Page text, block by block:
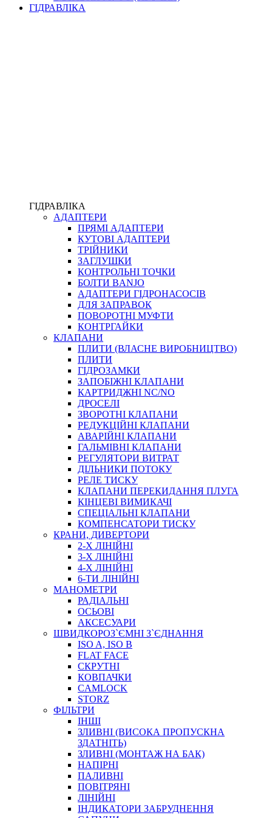
ЛІЧИЛЬНИКИ І ВИТРАТОМІРИ ДЛЯ ПАЛЬНОГО
КОТУШКИ ДЛЯ ШЛАНГІВ
ФІТИНГИ ДІАГНОСТИЧНІ
АКСЕСУАРИ
ТРУБКИ ТА КОМПЛЕКТУЮЧІ
ФІТИНГИ ГІДРАВЛІЧНІ
ФІТИНГИ КОНДИЦІОНЕРНІ
ЗАХИСТ РУКАВІВ
ФІТИНГИ KARCHER
ФІТИНГИ НА ПІДЙОМ КАБІНИ
КОНЕКТОРИ
ХОМУТИ
ЧЕРВ`ЯЧНІ
ПРУЖИННІ
НЕЙЛОНОВІ
ПРОРЕЗИНЕНІ
АВТОТОВАРИ
АВТОХІМІЯ
ДОМКРАТИ
НАБОРИ ЗАПОБІЖНИКІВ, КЛЕМ, АКСЕСУАРІВ
НАСОСИ, КОМПРЕСОРИ, МАНОМЕТРИ
ПАСТА, АНТИСЕПТИК
ІНСТРУМЕНТ
САДОВИЙ ІНВЕНТАР
ЕЛЕКТРИЧНІ ПРИЛАДИ
ПАЛЬНИКИ, ПАЯЛЬНИКИ, ПАЯЛЬНІ ЛАМПИ
ГІДРАВЛІКА
ГІДРАВЛІКА
АДАПТЕРИ
ПРЯМІ АДАПТЕРИ
КУТОВІ АДАПТЕРИ
ТРІЙНИКИ
ЗАГЛУШКИ
КОНТРОЛЬНІ ТОЧКИ
БОЛТИ BANJO
АДАПТЕРИ ГІДРОНАСОСІВ
ДЛЯ ЗАПРАВОК
ПОВОРОТНІ МУФТИ
КОНТРГАЙКИ
КЛАПАНИ
ПЛИТИ (ВЛАСНЕ ВИРОБНИЦТВО)
ПЛИТИ
ГІДРОЗАМКИ
ЗАПОБІЖНІ КЛАПАНИ
КАРТРИДЖНІ NC/NO
ДРОСЕЛІ
ЗВОРОТНІ КЛАПАНИ
РЕДУКЦІЙНІ КЛАПАНИ
АВАРІЙНІ КЛАПАНИ
ГАЛЬМІВНІ КЛАПАНИ
РЕГУЛЯТОРИ ВИТРАТ
ДІЛЬНИКИ ПОТОКУ
РЕЛЕ ТИСКУ
КЛАПАНИ ПЕРЕКИДАННЯ ПЛУГА
КІНЦЕВІ ВИМИКАЧІ
СПЕЦІАЛЬНІ КЛАПАНИ
КОМПЕНСАТОРИ ТИСКУ
КРАНИ, ДИВЕРТОРИ
2-Х ЛІНІЙНІ
3-Х ЛІНІЙНІ
4-Х ЛІНІЙНІ
6-ТИ ЛІНІЙНІ
МАНОМЕТРИ
РАДІАЛЬНІ
ОСЬОВІ
АКСЕСУАРИ
ШВИДКОРОЗ`ЄМНІ З`ЄДНАННЯ
ISO A, ISO B
FLAT FACE
СКРУТНІ
КОВПАЧКИ
CAMLOCK
STORZ
ФІЛЬТРИ
ІНШІ
ЗЛИВНІ (ВИСОКА ПРОПУСКНА
ЗДАТНІТЬ)
ЗЛИВНІ (МОНТАЖ НА БАК)
НАПІРНІ
ПАЛИВНІ
ПОВІТРЯНІ
ЛІНІЙНІ
ІНДИКАТОРИ ЗАБРУДНЕННЯ